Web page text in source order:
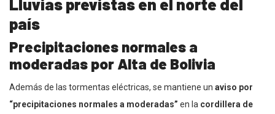
Lluvias previstas en el norte del
país
Precipitaciones normales a
moderadas por Alta de Bolivia
Además de las tormentas eléctricas, se mantiene un aviso por
“precipitaciones normales a moderadas” en la cordillera de